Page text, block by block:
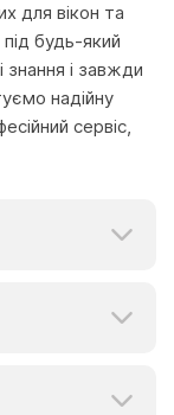
для вікон та
будь-який
і завжди
надійну
сервіс,